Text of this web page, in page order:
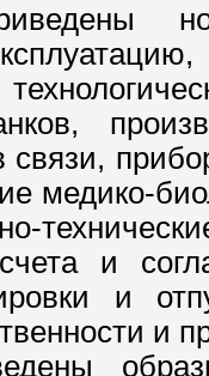
связи,
медико-
и
и
и